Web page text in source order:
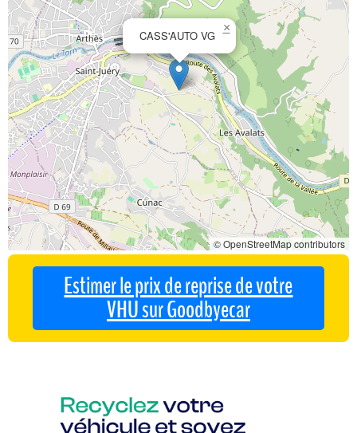
CASS'AUTO VG
×
© OpenStreetMap contributors
Estimer le prix de reprise de votre
VHU sur Goodbyecar